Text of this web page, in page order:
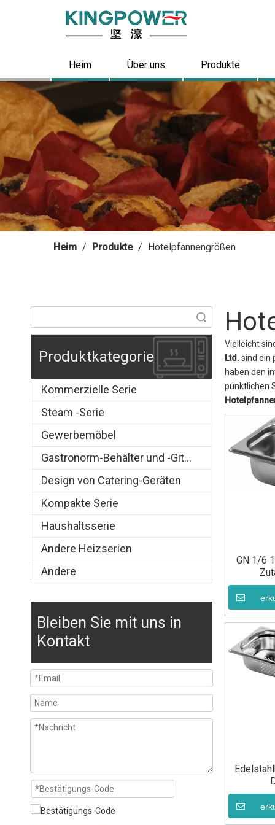
Heim Über uns Produkte
Heim / Produkte / Hotelpfannengrößen
Produktkategorie
Kommerzielle Serie
Steam -Serie
Gewerbemöbel
Gastronorm-Behälter und -Gitter
Design von Catering-Geräten
Kompakte Serie
Haushaltsserie
Andere Heizserien
Andere
Bleiben Sie mit uns in
Kontakt
Vielleicht
Ltd. sind ein
haben den
pünktlichen
GN 1/6